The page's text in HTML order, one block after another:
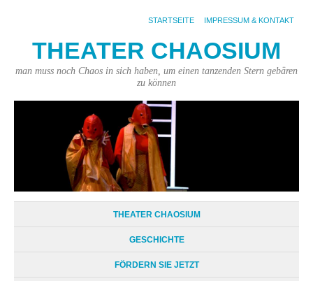
STARTSEITE IMPRESSUM & KONTAKT
THEATER CHAOSIUM
man muss noch Chaos in sich haben, um einen tanzenden Stern gebären
zu können
THEATER CHAOSIUM
GESCHICHTE
FÖRDERN SIE JETZT